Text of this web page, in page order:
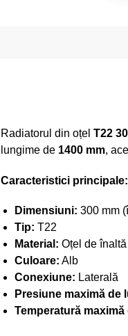
Radiatorul din oțel T22
lungime de 1400 mm,
Caracteristici principale:
Dimensiuni: 300 mm
Tip: T22
Material: Oțel de
Culoare: Alb
Conexiune: Laterală
Presiune maximă de
Temperatură maximă